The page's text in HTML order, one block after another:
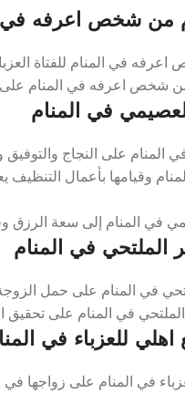
من شخص اعرفه في
في المنام للفتاة
شخص اعرفه في المنام على
في المنام
على النجاج والتوفيق
وقيامها بأعمال التنظيف
في المنام إلى سعة الرزق
الملتحي في المنام
في المنام على حمل
في المنام على تحقيق
للعزباء في
في المنام على زواجها في